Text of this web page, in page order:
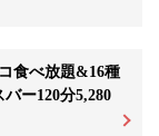
食べ放題&16種
ー120分5,280